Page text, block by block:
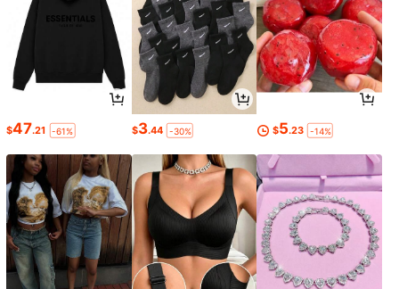
$47.21 -61% $3.44 -30% $5.23 -14%